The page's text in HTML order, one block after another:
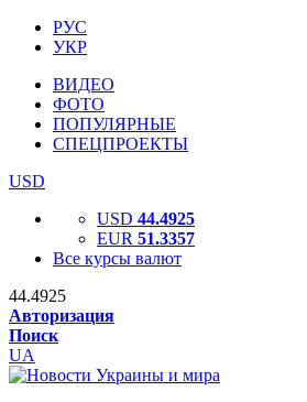
РУС
УКР
ВИДЕО
ФОТО
ПОПУЛЯРНЫЕ
СПЕЦПРОЕКТЫ
USD
USD 44.4925
EUR 51.3357
Все курсы валют
44.4925
Авторизация
Поиск
UA